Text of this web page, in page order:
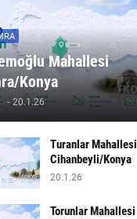
Mahallesi
Konya
- 20.1.26
Turanlar Mahallesi
Cihanbeyli/Konya
20.1.26
Torunlar Mahallesi